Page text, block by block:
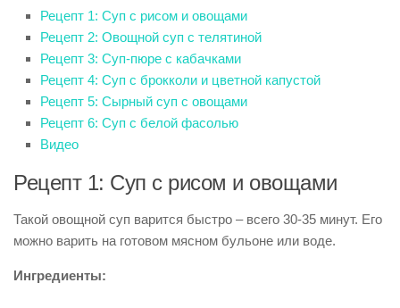
Рецепт 1: Суп с рисом и овощами
Рецепт 2: Овощной суп с телятиной
Рецепт 3: Суп-пюре с кабачками
Рецепт 4: Суп с брокколи и цветной капустой
Рецепт 5: Сырный суп с овощами
Рецепт 6: Суп с белой фасолью
Видео
Рецепт 1: Суп с рисом и овощами
Такой овощной суп варится быстро – всего 30-35 минут. Его
можно варить на готовом мясном бульоне или воде.
Ингредиенты: